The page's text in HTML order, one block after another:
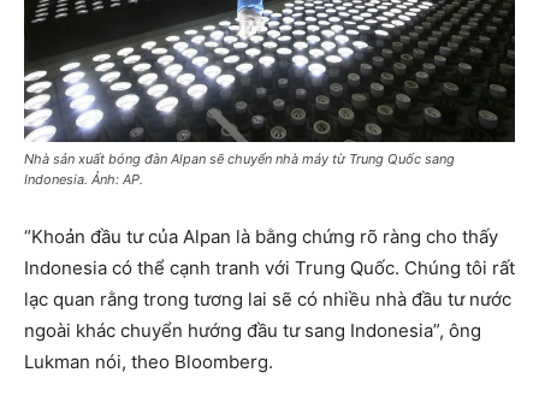
Nhà sản xuất bóng đàn Alpan sẽ chuyển nhà máy từ Trung Quốc sang
Indonesia. Ảnh: AP.
“Khoản đầu tư của Alpan là bằng chứng rõ ràng cho thấy
Indonesia có thể cạnh tranh với Trung Quốc. Chúng tôi rất
lạc quan rằng trong tương lai sẽ có nhiều nhà đầu tư nước
ngoài khác chuyển hướng đầu tư sang Indonesia”, ông
Lukman nói, theo Bloomberg.